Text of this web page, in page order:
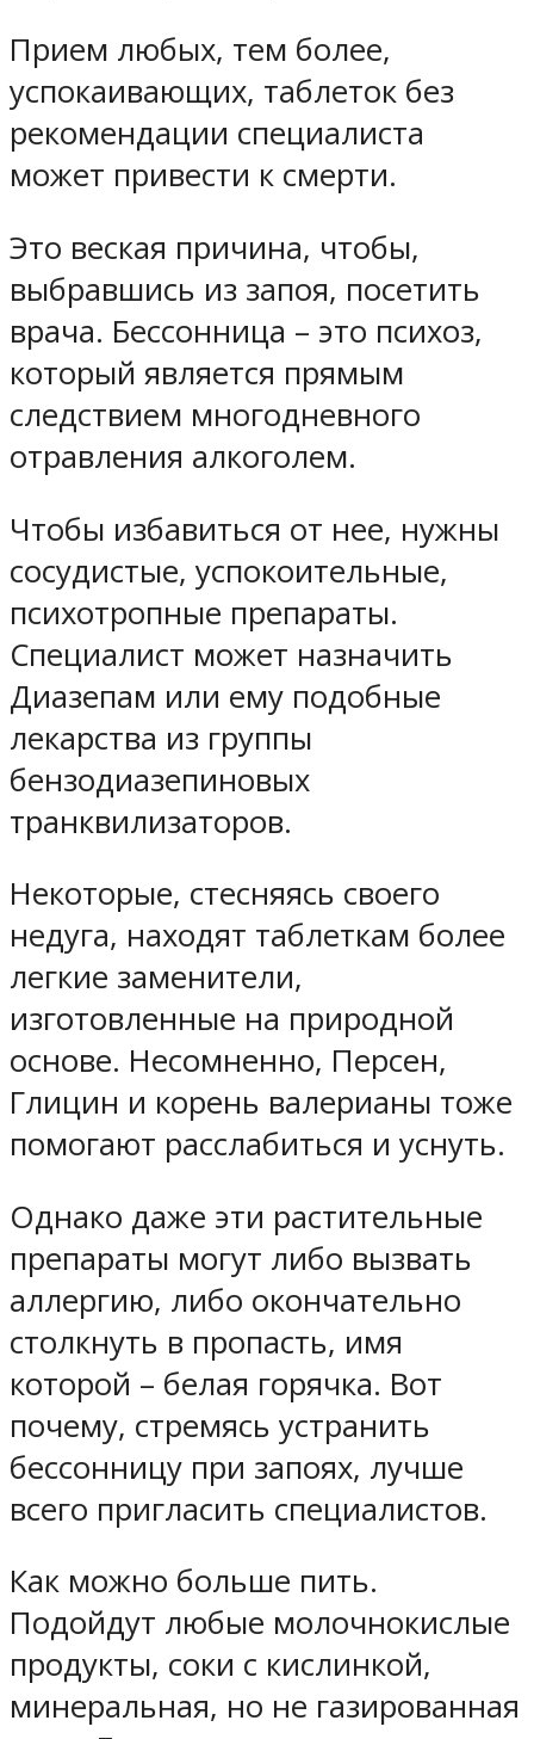
Прием любых, тем более,
успокаивающих, таблеток без
рекомендации специалиста
может привести к смерти.
Это веская причина, чтобы,
выбравшись из запоя, посетить
врача. Бессонница – это психоз,
который является прямым
следствием многодневного
отравления алкоголем.
Чтобы избавиться от нее, нужны
сосудистые, успокоительные,
психотропные препараты.
Специалист может назначить
Диазепам или ему подобные
лекарства из группы
бензодиазепиновых
транквилизаторов.
Некоторые, стесняясь своего
недуга, находят таблеткам более
легкие заменители,
изготовленные на природной
основе. Несомненно, Персен,
Глицин и корень валерианы тоже
помогают расслабиться и уснуть.
Однако даже эти растительные
препараты могут либо вызвать
аллергию, либо окончательно
столкнуть в пропасть, имя
которой – белая горячка. Вот
почему, стремясь устранить
бессонницу при запоях, лучше
всего пригласить специалистов.
Как можно больше пить.
Подойдут любые молочнокислые
продукты, соки с кислинкой,
минеральная, но не газированная